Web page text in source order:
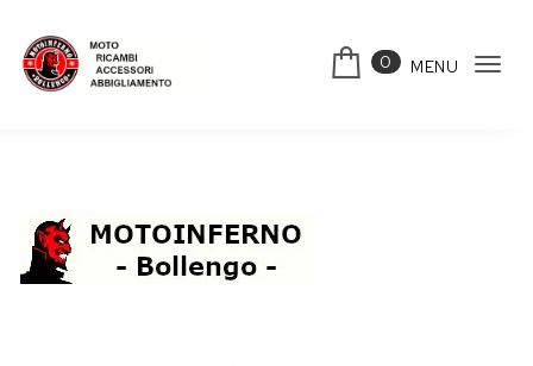
0 MENU